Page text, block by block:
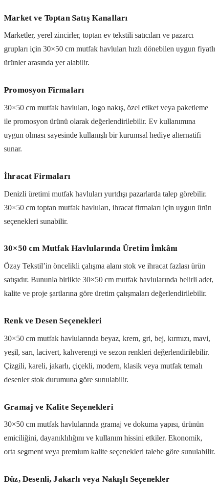
Market ve Toptan Satış Kanalları
Marketler, yerel zincirler, toptan ev tekstili satıcıları ve pazarcı
grupları için 30×50 cm mutfak havluları hızlı dönebilen uygun fiyatlı
ürünler arasında yer alabilir.
Promosyon Firmaları
30×50 cm mutfak havluları, logo nakış, özel etiket veya paketleme
ile promosyon ürünü olarak değerlendirilebilir. Ev kullanımına
uygun olması sayesinde kullanışlı bir kurumsal hediye alternatifi
sunar.
İhracat Firmaları
Denizli üretimi mutfak havluları yurtdışı pazarlarda talep görebilir.
30×50 cm toptan mutfak havluları, ihracat firmaları için uygun ürün
seçenekleri sunabilir.
30×50 cm Mutfak Havlularında Üretim İmkânı
Özay Tekstil’in öncelikli çalışma alanı stok ve ihracat fazlası ürün
satışıdır. Bununla birlikte 30×50 cm mutfak havlularında belirli adet,
kalite ve proje şartlarına göre üretim çalışmaları değerlendirilebilir.
Renk ve Desen Seçenekleri
30×50 cm mutfak havlularında beyaz, krem, gri, bej, kırmızı, mavi,
yeşil, sarı, lacivert, kahverengi ve sezon renkleri değerlendirilebilir.
Çizgili, kareli, jakarlı, çiçekli, modern, klasik veya mutfak temalı
desenler stok durumuna göre sunulabilir.
Gramaj ve Kalite Seçenekleri
30×50 cm mutfak havlularında gramaj ve dokuma yapısı, ürünün
emiciliğini, dayanıklılığını ve kullanım hissini etkiler. Ekonomik,
orta segment veya premium kalite seçenekleri talebe göre sunulabilir.
Düz, Desenli, Jakarlı veya Nakışlı Seçenekler